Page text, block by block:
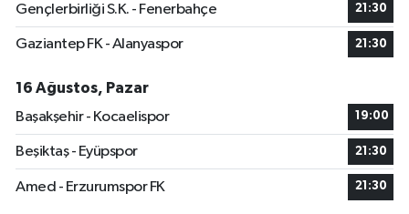
Gençlerbirliği S.K. - Fenerbahçe 21:30
Gaziantep FK - Alanyaspor 21:30
16 Ağustos, Pazar
Başakşehir - Kocaelispor
19:00
Beşiktaş - Eyüpspor 21:30
Amed - Erzurumspor FK 21:30